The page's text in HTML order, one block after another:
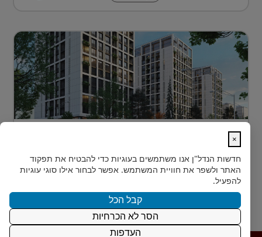
כשחושבים על השקעות נדל"ן מעבר לים, מדינה אחת
נמצאת בשנים האחרונות בראש הרשימה של משקיעים
ישראלים רבים: גאורגיה. ...
15.12.2024 קרא עוד
×
חדשות הנדל"ן אנו משתמשים בעוגיות כדי להבטיח את תפקוד
האתר ולשפר את חוויית המשתמש. אפשר לבחור אילו סוגי עוגיות
להפעיל.
קבל הכל
הסר לא הכרחיות
העדפות